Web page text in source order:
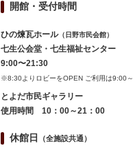
開館・受付時間
ひの煉瓦ホール（日野市民会館）
七生公会堂・七生福祉センター
9:00〜21:30
※8:30よりロビーをOPEN ご利用は9:00～
とよだ市民ギャラリー
使用時間 10：00～21：00
休館日 （全施設共通）